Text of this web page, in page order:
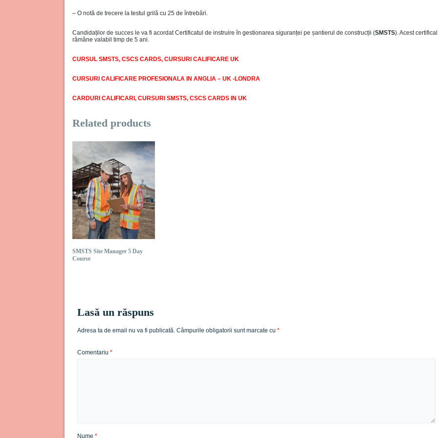
– O notă de trecere la testul grilă cu 25 de întrebări.
Candidaților de succes le va fi acordat Certificatul de instruire în gestionarea siguranței pe șantierul de construcții (SMSTS). Acest
rămâne valabil timp de 5 ani.
CURSUL SMSTS, CSCS CARDS, CURSURI CALIFICARE UK
CURSURI CALIFICARE PROFESIONALA IN ANGLIA – UK -LONDRA
CARDURI CALIFICARI, CURSURI SMSTS, CSCS CARDS IN UK
Related products
SMSTS Site Manager 5 Day
Course
Lasă un răspuns
Adresa ta de email nu va fi publicată. Câmpurile obligatorii sunt marcate cu *
Comentariu *
Nume *